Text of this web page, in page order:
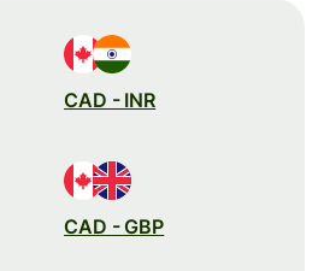
CAD - INR
CAD - GBP